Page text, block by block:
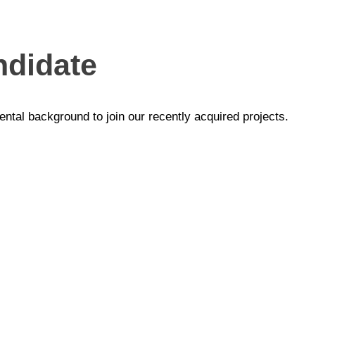
background to join our recently acquired projects.